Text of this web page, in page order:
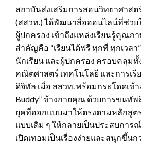
สถาบันส่งเสริมการสอนวิทยาศาสต
(สสวท.) ได้พัฒนาสื่อออนไลน์ที่ช่วย
ผู้ปกครอง เข้าถึงแหล่งเรียนรู้คุณภ
สำคัญคือ “เรียนได้ฟรี ทุกที่ ทุกเวล
นักเรียน และผู้ปกครอง ครอบคลุมทั้
คณิตศาสตร์ เทคโนโลยี และการเรี
ดิจิทัล เมื่อ สสวท. พร้อมกระโดดเข้า
Buddy” ข้างกายคุณ ด้วยการขนทั
ยุคที่ออกแบบมาให้ตรงตามหลักสูต
แบบเดิม ๆ ให้กลายเป็นประสบการ
เปิดเทอมเป็นเรื่องง่ายและสนุกขึ้น